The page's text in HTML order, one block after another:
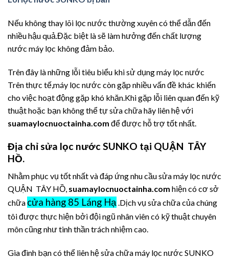
Nếu không thay lõi lọc nước thường xuyên có thể dẫn đến
nhiều hậu quả.Đặc biệt là sẽ làm hưởng đến chất lượng
nước máy lọc không đảm bảo.
Trên đây là những lỗi tiêu biểu khi sử dụng máy lọc nước
Trên thực tế,máy lọc nước còn gặp nhiều vấn đề khác khiến
cho việc hoạt động gặp khó khăn.Khi gặp lỗi liên quan đến kỹ
thuật hoặc bạn không thể tự sửa chữa hãy liên hệ với
suamaylocnuoctainha.com để được hỗ trợ tốt nhất.
Địa chỉ sửa lọc nước SUNKO tại QUẬN TÂY
HỒ.
Nhằm phục vụ tốt nhất và đáp ứng nhu cầu sửa máy lọc nước
QUẬN TÂY HỒ, suamaylocnuoctainha.com hiện có cơ sở
chữa cửa hàng 85 Láng Hạ .Dịch vụ sửa chữa của chúng
tôi được thực hiện bởi đội ngũ nhân viên có kỹ thuật chuyên
môn cũng như tinh thần trách nhiệm cao.
Gia đình bạn có thể liên hệ sửa chữa máy lọc nước SUNKO